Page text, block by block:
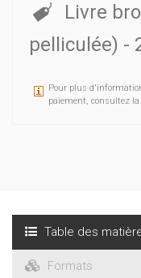
Livre
pelliculée) -
Pour plus
paiement, consultez
Table des
Formats